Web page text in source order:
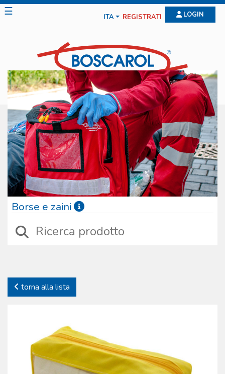
☰ ITA REGISTRATI LOGIN
torna alla lista
Borse e zaini
collaborazione con medici e soccorritori, con esperti di salvataggio
processi produttivi che includono scelte di materiali resistenti agli
stress meccanici, cuciture specifiche e cerniere anti-grippaggio, facili
fantasia impiegati nei tessuti per le linee pediatriche. La Boscarol
produce anche l’unica RESCUE BAG originale, studiata e prodotta nel
lontano ’85 dal fondatore della società Oscar Boscarol, oggi
probabilmente la borsa più copiata dai concorrenti nel mondo.